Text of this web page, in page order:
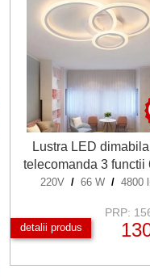
Lustra LED
telecomanda 3 functii
220V / 66 W / 4800
detalii produs
PRP: